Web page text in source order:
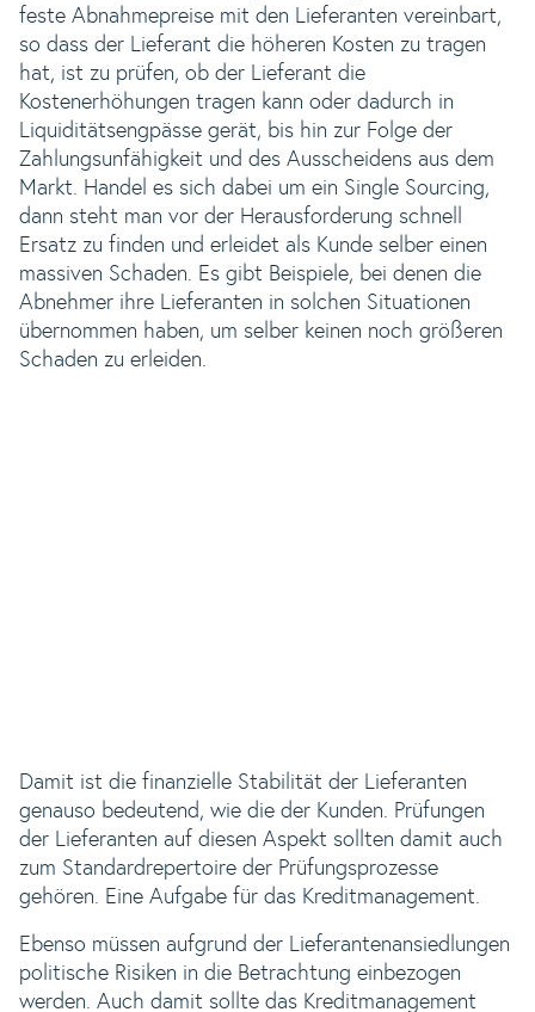
feste Abnahmepreise mit den Lieferanten vereinbart,
so dass der Lieferant die höheren Kosten zu tragen
hat, ist zu prüfen, ob der Lieferant die
Kostenerhöhungen tragen kann oder dadurch in
Liquiditätsengpässe gerät, bis hin zur Folge der
Zahlungsunfähigkeit und des Ausscheidens aus dem
Markt. Handel es sich dabei um ein Single Sourcing,
dann steht man vor der Herausforderung schnell
Ersatz zu finden und erleidet als Kunde selber einen
massiven Schaden. Es gibt Beispiele, bei denen die
Abnehmer ihre Lieferanten in solchen Situationen
übernommen haben, um selber keinen noch größeren
Schaden zu erleiden.
Damit ist die finanzielle Stabilität der Lieferanten
genauso bedeutend, wie die der Kunden. Prüfungen
der Lieferanten auf diesen Aspekt sollten damit auch
zum Standardrepertoire der Prüfungsprozesse
gehören. Eine Aufgabe für das Kreditmanagement.
Ebenso müssen aufgrund der Lieferantenansiedlungen
politische Risiken in die Betrachtung einbezogen
werden. Auch damit sollte das Kreditmanagement